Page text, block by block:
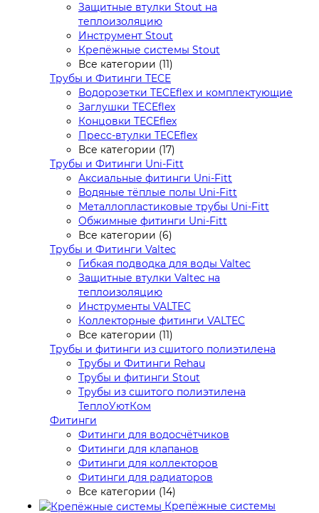
Защитные втулки Stout на
теплоизоляцию
Инструмент Stout
Крепёжные системы Stout
Все категории (11)
Трубы и Фитинги TECE
Водорозетки TECEflex и комплектующие
Заглушки TECEflex
Концовки TECEflex
Пресс-втулки TECEflex
Все категории (17)
Трубы и Фитинги Uni-Fitt
Аксиальные фитинги Uni-Fitt
Водяные тёплые полы Uni-Fitt
Металлопластиковые трубы Uni-Fitt
Обжимные фитинги Uni-Fitt
Все категории (6)
Трубы и Фитинги Valtec
Гибкая подводка для воды Valtec
Защитные втулки Valtec на
теплоизоляцию
Инструменты VALTEC
Коллекторные фитинги VALTEC
Все категории (11)
Трубы и фитинги из сшитого полиэтилена
Трубы и Фитинги Rehau
Трубы и фитинги Stout
Трубы из сшитого полиэтилена
ТеплоУютКом
Фитинги
Фитинги для водосчётчиков
Фитинги для клапанов
Фитинги для коллекторов
Фитинги для радиаторов
Все категории (14)
Крепёжные системы